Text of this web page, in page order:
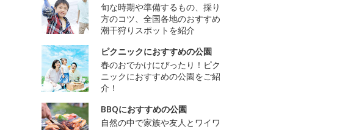
旬な時期や準備するもの、採り
方のコツ、全国各地のおすすめ
潮干狩りスポットを紹介
ピクニックにおすすめの公園
春のおでかけにぴったり！ピク
ニックにおすすめの公園をご紹
介！
BBQにおすすめの公園
自然の中で家族や友人とワイワ